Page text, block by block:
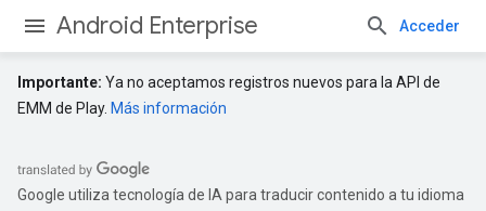
Android Enterprise Acceder
Importante: Ya no aceptamos registros nuevos para la API de
EMM de Play. Más información
Google utiliza tecnología de IA para traducir contenido a tu idioma